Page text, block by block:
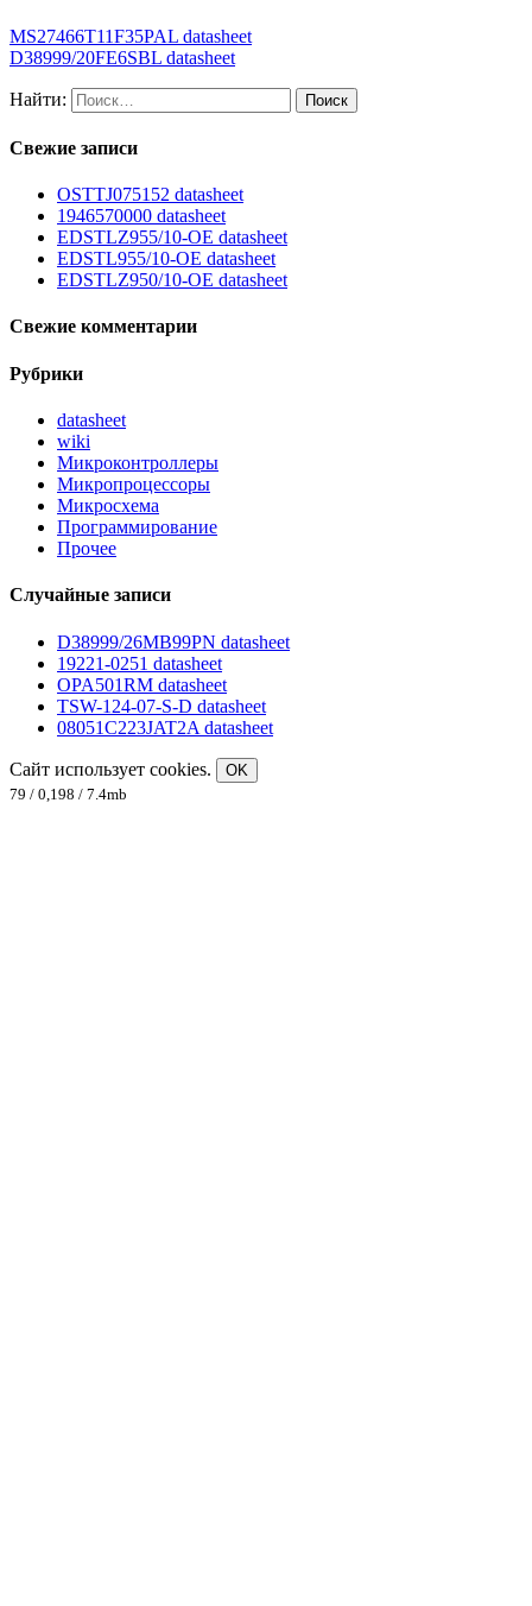
MS27466T11F35PAL datasheet
D38999/20FE6SBL datasheet
Найти:
Свежие записи
OSTTJ075152 datasheet
1946570000 datasheet
EDSTLZ955/10-OE datasheet
EDSTL955/10-OE datasheet
EDSTLZ950/10-OE datasheet
Свежие комментарии
Рубрики
datasheet
wiki
Микроконтроллеры
Микропроцессоры
Микросхема
Программирование
Прочее
Случайные записи
D38999/26MB99PN datasheet
19221-0251 datasheet
OPA501RM datasheet
TSW-124-07-S-D datasheet
08051C223JAT2A datasheet
Сайт использует cookies.
OK
79 / 0,198 / 7.4mb